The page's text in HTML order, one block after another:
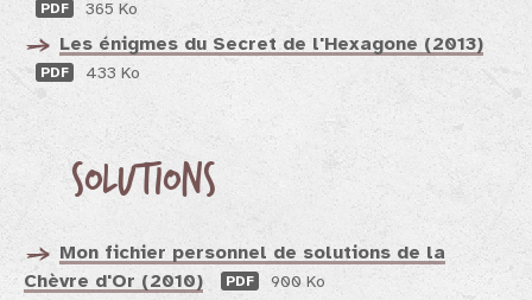
PDF 365 Ko
Les énigmes du Secret de l'Hexagone (2013)
PDF 433 Ko
Solutions
Mon fichier personnel de solutions de la
Chèvre d'Or (2010)
PDF 900 Ko